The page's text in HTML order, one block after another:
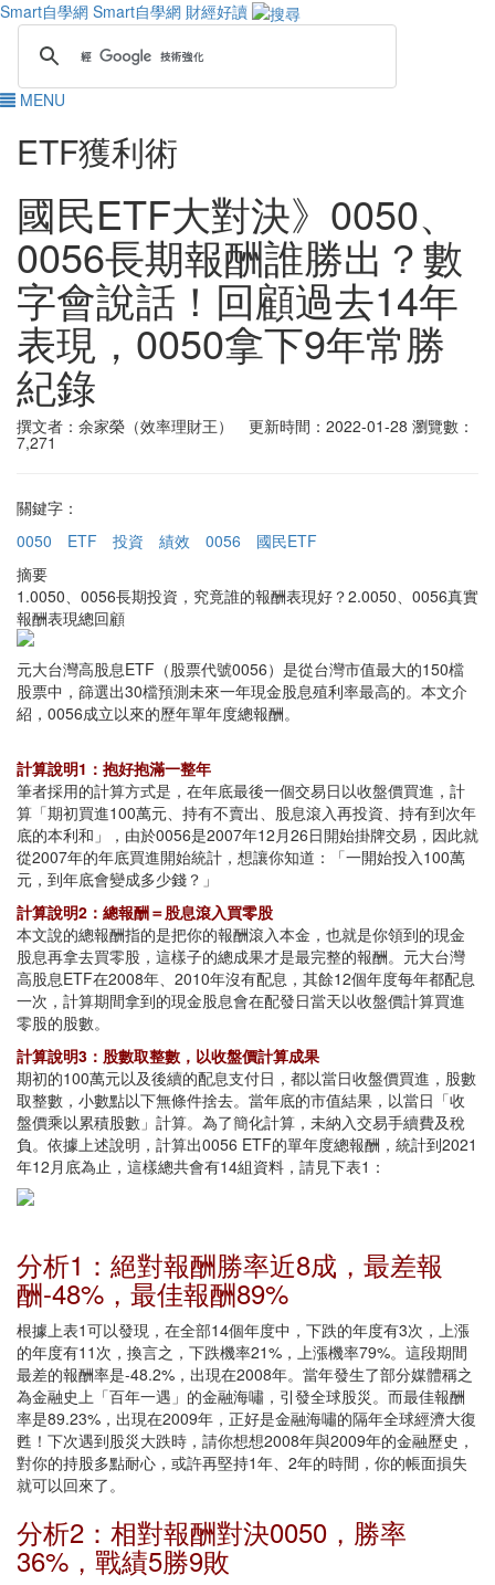
Smart自學網 Smart自學網 財經好讀
MENU
ETF獲利術
國民ETF大對決》0050、
0056長期報酬誰勝出？數
字會說話！回顧過去14年
表現，0050拿下9年常勝
紀錄
撰文者：余家榮（效率理財王） 更新時間：2022-01-28 瀏覽數：
7,271
關鍵字：
0050
ETF 投資 績效 0056
國民ETF
摘要
1.0050、0056長期投資，究竟誰的報酬表現好？2.0050、0056真實
報酬表現總回顧
元大台灣高股息ETF（股票代號0056）是從台灣市值最大的150檔
股票中，篩選出30檔預測未來一年現金股息殖利率最高的。本文介
紹，0056成立以來的歷年單年度總報酬。
計算說明1：抱好抱滿一整年
筆者採用的計算方式是，在年底最後一個交易日以收盤價買進，計
算「期初買進100萬元、持有不賣出、股息滾入再投資、持有到次年
底的本利和」，由於0056是2007年12月26日開始掛牌交易，因此就
從2007年的年底買進開始統計，想讓你知道：「一開始投入100萬
元，到年底會變成多少錢？」
計算說明2：總報酬＝股息滾入買零股
本文說的總報酬指的是把你的報酬滾入本金，也就是你領到的現金
股息再拿去買零股，這樣子的總成果才是最完整的報酬。元大台灣
高股息ETF在2008年、2010年沒有配息，其餘12個年度每年都配息
一次，計算期間拿到的現金股息會在配發日當天以收盤價計算買進
零股的股數。
計算說明3：股數取整數，以收盤價計算成果
期初的100萬元以及後續的配息支付日，都以當日收盤價買進，股數
取整數，小數點以下無條件捨去。當年底的市值結果，以當日「收
盤價乘以累積股數」計算。為了簡化計算，未納入交易手續費及稅
負。依據上述說明，計算出0056 ETF的單年度總報酬，統計到2021
年12月底為止，這樣總共會有14組資料，請見下表1：
分析1：絕對報酬勝率近8成，最差報
酬-48%，最佳報酬89%
根據上表1可以發現，在全部14個年度中，下跌的年度有3次，上漲
的年度有11次，換言之，下跌機率21%，上漲機率79%。這段期間
最差的報酬率是-48.2%，出現在2008年。當年發生了部分媒體稱之
為金融史上「百年一遇」的金融海嘯，引發全球股災。而最佳報酬
率是89.23%，出現在2009年，正好是金融海嘯的隔年全球經濟大復
甦！下次遇到股災大跌時，請你想想2008年與2009年的金融歷史，
對你的持股多點耐心，或許再堅持1年、2年的時間，你的帳面損失
就可以回來了。
分析2：相對報酬對決0050，勝率
36%，戰績5勝9敗